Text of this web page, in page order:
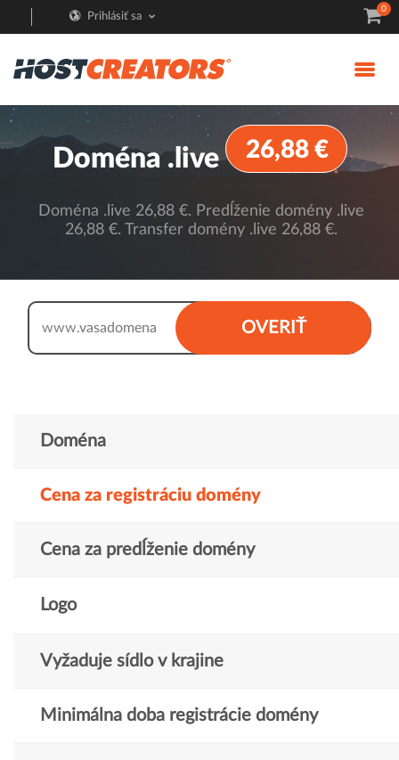
Prihlásiť sa
0
Doména .live 26,88 €
Doména .live 26,88 €. Predĺženie domény .live
26,88 €. Transfer domény .live 26,88 €.
OVERIŤ
www.
Doména
Cena za registráciu domény
Cena za predĺženie domény
Logo
Vyžaduje sídlo v krajine
Minimálna doba registrácie domény